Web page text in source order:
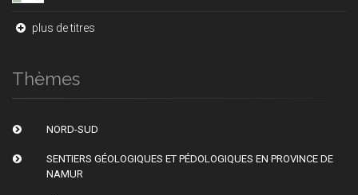
plus de titres
Thèmes
NORD-SUD
SENTIERS GÉOLOGIQUES ET PÉDOLOGIQUES EN PROVINCE DE
NAMUR